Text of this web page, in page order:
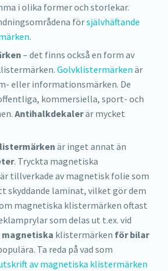
i olika former och storlekar.
försjälvhäftande
.
– det finns också en form av
Golvklistermärken är
eller informationsmärken. De
kommersiella, sport- och
Antihalkdekalerär mycket
är inget annat än
. Tryckta magnetiska
tillverkade av magnetisk folie som
skyddande laminat, vilket gör dem
magnetiska klistermärken oftast
som delas ut t.ex. vid
magnetiska klistermärken för bilar
Ta reda på vad som
av magnetiska klistermärken